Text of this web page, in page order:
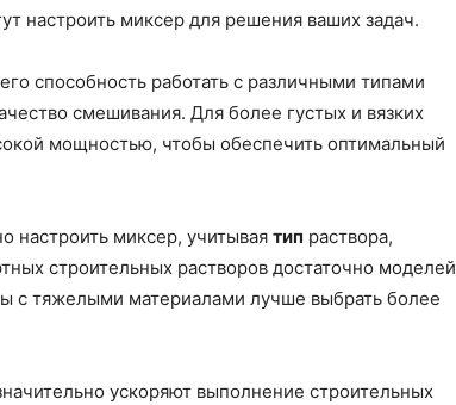
настроить миксер для решения ваших задач.
способность работать с различными типами
смешивания. Для более густых и вязких
мощностью, чтобы обеспечить оптимальный
настроить миксер, учитывая тип раствора,
строительных растворов достаточно моделей
с тяжелыми материалами лучше выбрать более
ускоряют выполнение строительных